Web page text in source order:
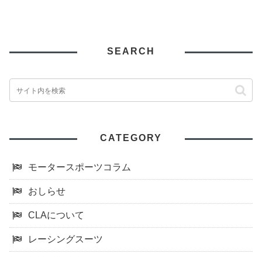
SEARCH
CATEGORY
モータースポーツコラム
おしらせ
CLAについて
レーシングスーツ